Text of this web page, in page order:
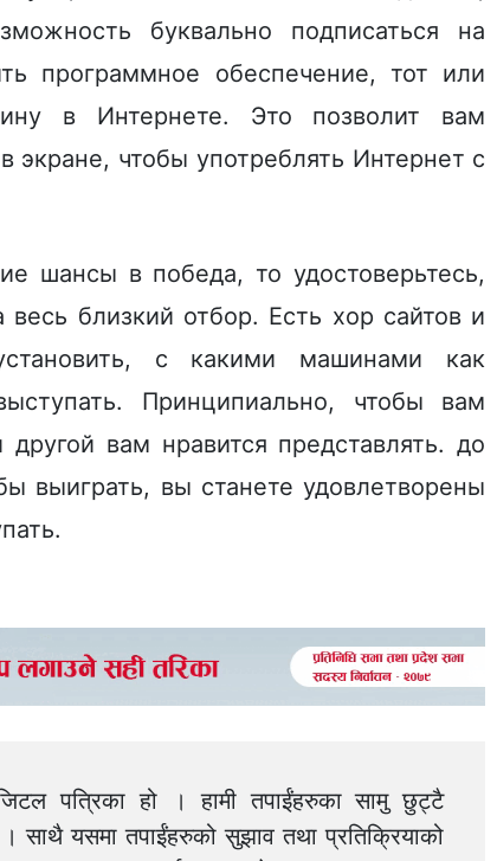
буквально подписаться на
программное обеспечение, тот или
в Интернете. Это позволит вам
чтобы употреблять Интернет с
шансы в победа, то удостоверьтесь,
весь близкий отбор. Есть хор сайтов и
с какими машинами как
Принципиально, чтобы вам
вам нравится представлять. до
выиграть, вы станете удовлетворены
पत्रिका हो । हामी तपाईंहरुका सामु छुट्टै
साथै यसमा तपाईंहरुको सुझाव तथा प्रतिक्रियाको